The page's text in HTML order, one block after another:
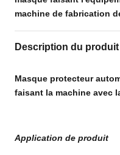
machine de fabrication
Description du produit
Masque protecteur
faisant la machine avec
Application de produit